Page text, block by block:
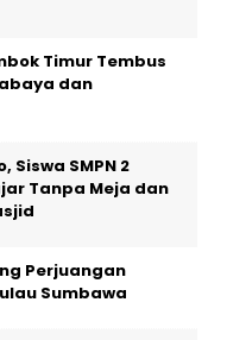
Timur Tembus
dan
Siswa SMPN 2
Tanpa Meja dan
Perjuangan
Sumbawa